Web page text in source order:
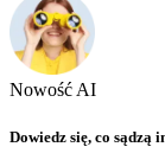
Nowość AI
Dowiedz się, co sądzą